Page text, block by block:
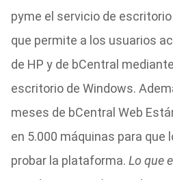
pyme el servicio de
que permite a los usuarios
de HP y de bCentral
escritorio de Windows.
meses de bCentral Web
en 5.000 máquinas para que
probar la plataforma. Lo que